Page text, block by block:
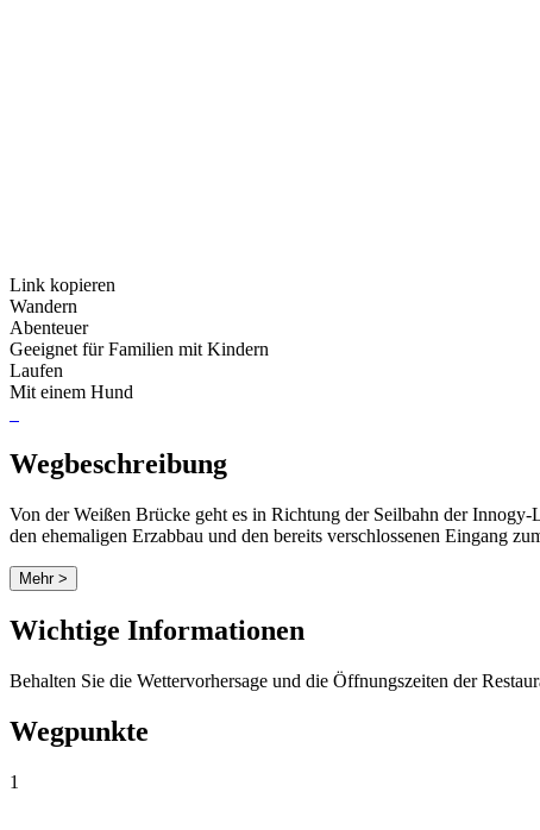
Link kopieren
Wandern
Abenteuer
Geeignet für Familien mit Kindern
Laufen
Mit einem Hund
Wegbeschreibung
Von der Weißen Brücke geht es in Richtung der Seilbahn der
den ehemaligen Erzabbau und den bereits verschlossenen Eingang
Mehr >
Wichtige Informationen
Behalten Sie die Wettervorhersage und die Öffnungszeiten der
Wegpunkte
1